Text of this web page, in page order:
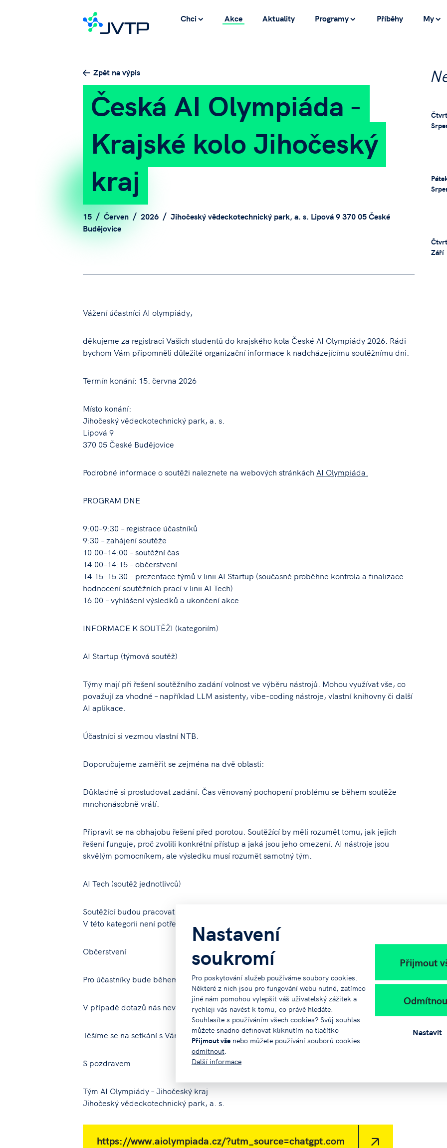
Nastavení
soukromí
Pro poskytování služeb používáme soubory cookies.
Některé z nich jsou pro fungování webu nutné, zatímco
jiné nám pomohou vylepšit váš uživatelský zážitek a
rychleji vás navést k tomu, co právě hledáte.
Souhlasíte s používáním všech cookies? Svůj souhlas
můžete snadno definovat kliknutím na tlačítko
Přijmout vše nebo můžete používání souborů cookies
odmítnout
Další informace
Přijmout
Nastavit
Chci Akce Aktuality Programy Příběhy My
Zpět na výpis
Česká AI Olympiáda -
Krajské kolo Jihočeský
kraj
15 Červen 2026
Jihočeský vědeckotechnický park, a. s. Lipová 9 370 05 České
Budějovice
Vážení účastníci AI olympiády,
děkujeme za registraci Vašich studentů do krajského kola České AI Olympiády 2026. Rádi
bychom Vám připomněli důležité organizační informace k nadcházejícímu soutěžnímu dni.
Termín konání: 15. června 2026
Místo konání:
Jihočeský vědeckotechnický park, a. s.
Lipová 9
370 05 České Budějovice
Podrobné informace o soutěži naleznete na webových stránkách AI Olympiáda.
PROGRAM DNE
9:00–9:30 – registrace účastníků
9:30 – zahájení soutěže
10:00–14:00 – soutěžní čas
14:00–14:15 – občerstvení
14:15–15:30 – prezentace týmů v linii AI Startup (současně proběhne kontrola a finalizace
hodnocení soutěžních prací v linii AI Tech)
16:00 – vyhlášení výsledků a ukončení akce
INFORMACE K SOUTĚŽI (kategoriím)
AI Startup (týmová soutěž)
Týmy mají při řešení soutěžního zadání volnost ve výběru nástrojů. Mohou využívat vše, co
považují za vhodné – například LLM asistenty, vibe-coding nástroje, vlastní knihovny či další
AI aplikace.
Účastníci si vezmou vlastní NTB.
Doporučujeme zaměřit se zejména na dvě oblasti:
Důkladně si prostudovat zadání. Čas věnovaný pochopení problému se během soutěže
mnohonásobně vrátí.
Připravit se na obhajobu řešení před porotou. Soutěžící by měli rozumět tomu, jak jejich
řešení funguje, proč zvolili konkrétní přístup a jaká jsou jeho omezení. AI nástroje jsou
skvělým pomocníkem, ale výsledku musí rozumět samotný tým.
AI Tech (soutěž jednotlivců)
Soutěžící budou pracovat na počítačích organizátora v předem připraveném prostředí.
V této kategorii není potřeba vozit vlastní notebook ani jinou techniku.
Občerstvení
Pro účastníky bude během dne zajištěno drobné občerstvení a pitný režim.
V případě dotazů nás neváhejte kontaktovat.
Těšíme se na setkání s Vámi a Vašimi studenty.
S pozdravem
Tým AI Olympiády – Jihočeský kraj
Jihočeský vědeckotechnický park, a. s.
https://www.aiolympiada.cz/?utm_source=chatgpt.com
Září